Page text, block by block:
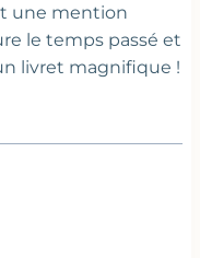
une mention
le temps passé et
livret magnifique !